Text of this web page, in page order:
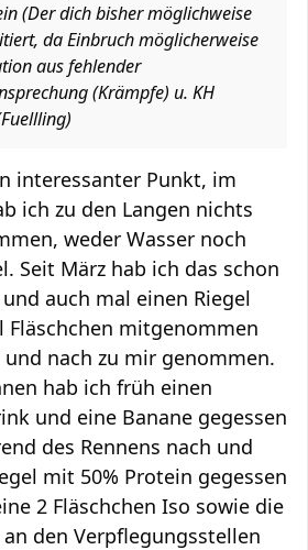
(Der dich bisher möglichweise
da Einbruch möglicherweise
aus fehlender
(Krämpfe) u. KH
interessanter Punkt, im
ich zu den Langen nichts
weder Wasser noch
Seit März hab ich das schon
auch mal einen Riegel
Fläschchen mitgenommen
und nach zu mir genommen.
hab ich früh einen
und eine Banane gegessen
des Rennens nach und
mit 50% Protein gegessen
2 Fläschchen Iso sowie die
den Verpflegungsstellen